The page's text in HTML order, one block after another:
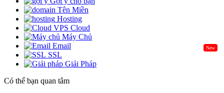
Tên Miền
Hosting
Cloud
Máy Chủ
New
Email
SSL
Giải Pháp
Có thể bạn quan tâm